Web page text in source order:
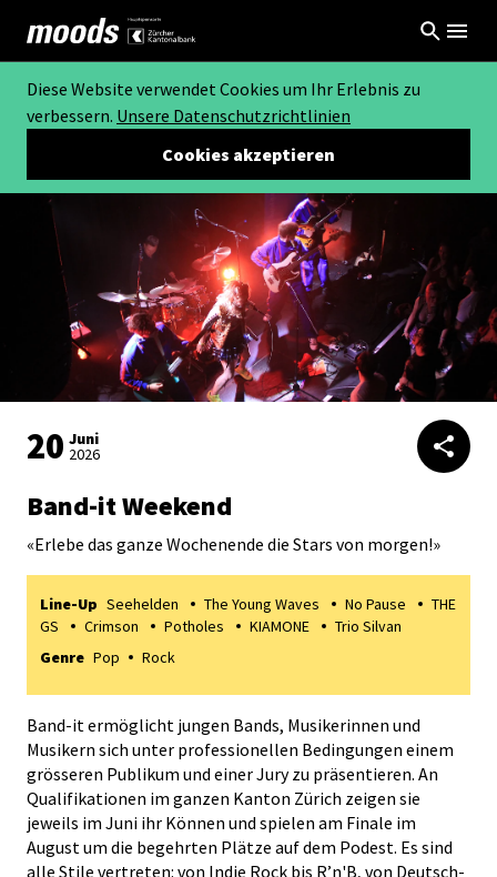
Diese Website verwendet Cookies um Ihr Erlebnis zu
verbessern. Unsere Datenschutzrichtlinien
Cookies akzeptieren
20 Juni
2026
Band-it Weekend
«Erlebe das ganze Wochenende die Stars von morgen!»
Line-Up Seehelden The Young Waves No Pause
THE
GS
Crimson Potholes KIAMONE
Trio Silvan
Genre Pop Rock
Band-it ermöglicht jungen Bands, Musikerinnen und
Musikern sich unter professionellen Bedingungen einem
grösseren Publikum und einer Jury zu präsentieren. An
Qualifikationen im ganzen Kanton Zürich zeigen sie
jeweils im Juni ihr Können und spielen am Finale im
August um die begehrten Plätze auf dem Podest. Es sind
alle Stile vertreten: von Indie Rock bis R’n'B, von Deutsch-